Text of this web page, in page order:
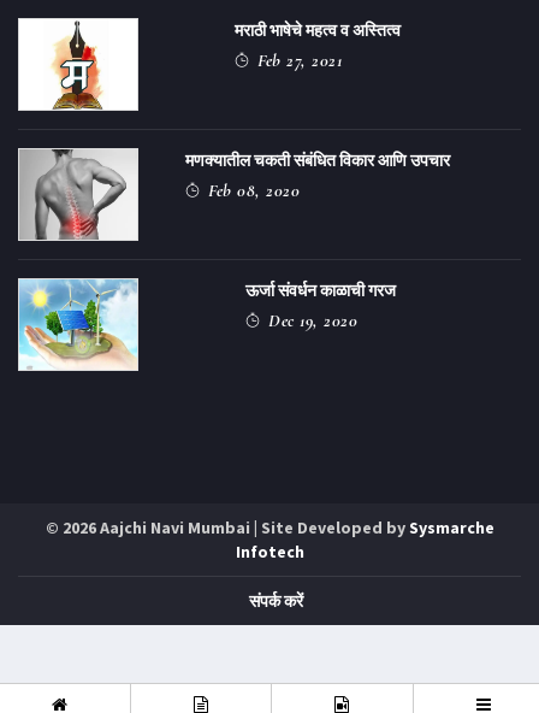
मराठी भाषेचे महत्व व अस्तित्व
Feb 27, 2021
मणक्यातील चकती संबंधित विकार आणि उपचार
Feb 08, 2020
ऊर्जा संवर्धन काळाची गरज
Dec 19, 2020
© 2026 Aajchi Navi Mumbai | Site Developed bySysmarche
Infotech
संपर्क करें